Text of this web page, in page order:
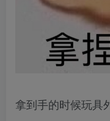
拿到手的时候玩具